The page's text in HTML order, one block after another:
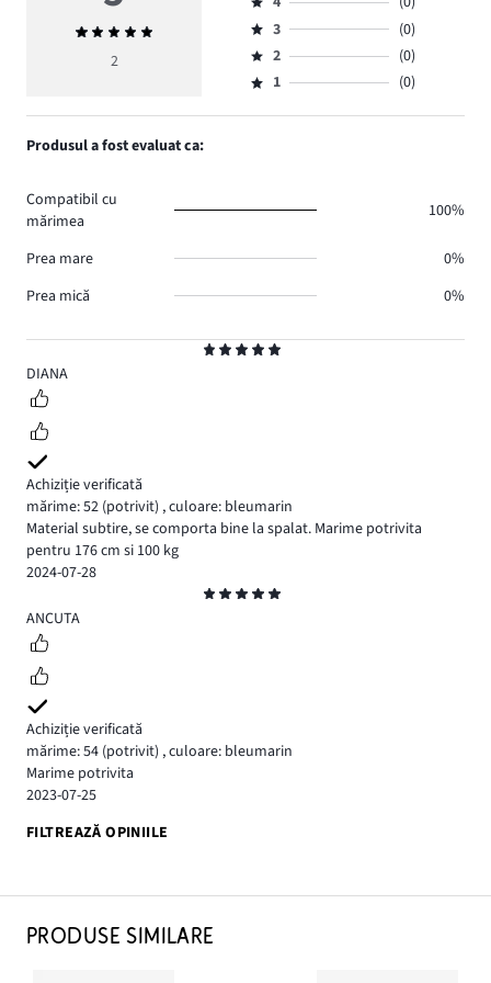
5
DIANA
Achiziție verificată
mărime: 52 (potrivit) ,culoare: bleumarin
Material subtire, se comporta bine la spalat. Marime potrivita
pentru 176 cm si 100 kg
2024-07-28
5
ANCUTA
Achiziție verificată
mărime: 54 (potrivit) ,culoare: bleumarin
Marime potrivita
2023-07-25
FILTREAZĂ OPINIILE
Evaluarea
medie
2
5,
numărul
de
voturi
2.
Evaluare
4,
numărul
de
0.
Evaluare
3,
numărul
3
(0)
Evaluare
2,
2
(0)
Evaluare
1,
1 (0)
Produsul a fost evaluat ca:
Compatibil cu
mărimea
100%
Prea mare
0%
Prea mică
0%
PRODUSE SIMILARE